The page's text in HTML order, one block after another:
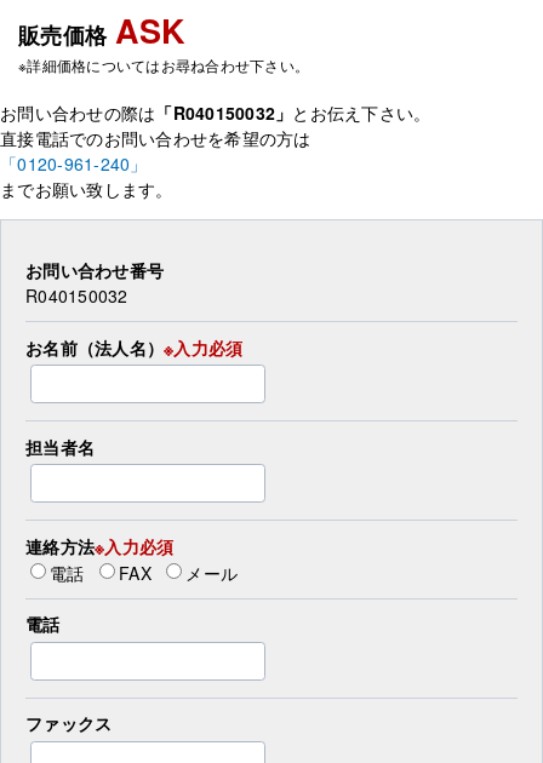
販売価格 ASK
※詳細価格についてはお尋ね合わせ下さい。
お問い合わせの際は 「R040150032」 とお伝え下さい。
直接電話でのお問い合わせを希望の方は
「0120-961-240」
までお願い致します。
お問い合わせ番号
R040150032
お名前（法人名） ※入力必須
担当者名
連絡方法※入力必須
電話
FAX メール
電話
ファックス